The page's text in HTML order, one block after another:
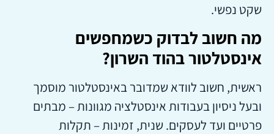
שקט נפשי.
מה חשוב לבדוק כשמחפשים
אינסטלטור בהוד השרון?
ראשית, חשוב לוודא שמדובר באינסטלטור מוסמך
ובעל ניסיון בעבודות אינסטלציה מגוונות – מבתים
פרטיים ועד לעסקים. שנית, זמינות – תקלות